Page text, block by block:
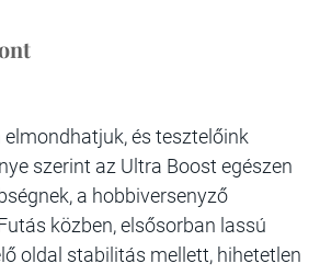
elmondhatjuk, és tesztelőink
szerint az Ultra Boost egészen
a hobbiversenyző
közben, elsősorban lassú
oldal stabilitás mellett, hihetetlen